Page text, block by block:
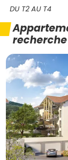
DU T2 AU T4
recherche